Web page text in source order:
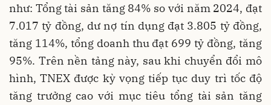
như: Tổng tài sản tăng 84% so với năm 2024, đạt
7.017 tỷ đồng, dư nợ tín dụng đạt 3.805 tỷ đồng,
tăng 114%, tổng doanh thu đạt 699 tỷ đồng, tăng
95%. Trên nền tảng này, sau khi chuyển đổi mô
hình, TNEX được kỳ vọng tiếp tục duy trì tốc độ
tăng trưởng cao với mục tiêu tổng tài sản tăng